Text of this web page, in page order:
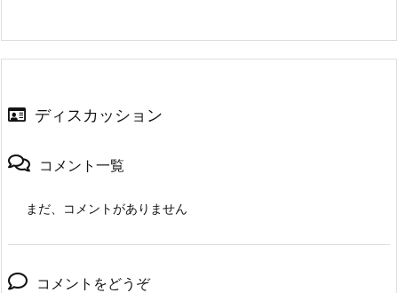
ディスカッション
コメント一覧
まだ、コメントがありません
コメントをどうぞ